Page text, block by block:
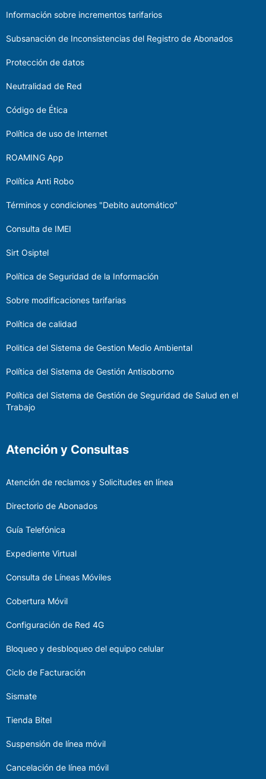
Información sobre incrementos tarifarios
Subsanación de Inconsistencias del Registro de Abonados
Protección de datos
Neutralidad de Red
Código de Ética
Política de uso de Internet
ROAMING App
Política Anti Robo
Términos y condiciones "Debito automático"
Consulta de IMEI
Sirt Osiptel
Política de Seguridad de la Información
Sobre modificaciones tarifarias
Política de calidad
Politica del Sistema de Gestion Medio Ambiental
Política del Sistema de Gestión Antisoborno
Política del Sistema de Gestión de Seguridad de Salud en el
Trabajo
Atención y Consultas
Atención de reclamos y Solicitudes en línea
Directorio de Abonados
Guía Telefónica
Expediente Virtual
Consulta de Líneas Móviles
Cobertura Móvil
Configuración de Red 4G
Bloqueo y desbloqueo del equipo celular
Ciclo de Facturación
Sismate
Tienda Bitel
Suspensión de línea móvil
Cancelación de línea móvil